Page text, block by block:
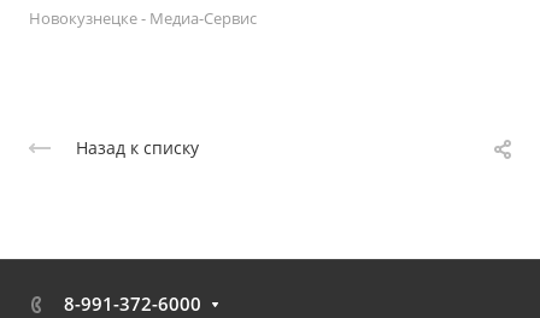
Новокузнецке - Медиа-Сервис
Назад к списку
8-991-372-6000